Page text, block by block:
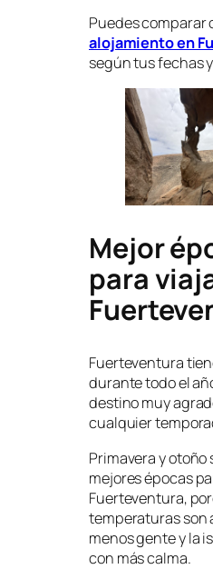
Puedes comparar
alojamiento en
según tus fechas
Mejor
para
Fuerteventura
durante todo el
destino muy
cualquier
Primavera y otoño
mejores épocas
Fuerteventura,
temperaturas son
menos gente y la
con más calma.